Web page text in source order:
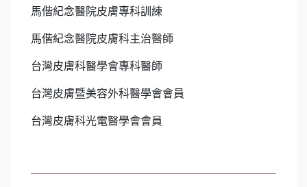
馬偕紀念醫院皮膚專科訓練
馬偕紀念醫院皮膚科主治醫師
台灣皮膚科醫學會專科醫師
台灣皮膚暨美容外科醫學會會員
台灣皮膚科光電醫學會會員